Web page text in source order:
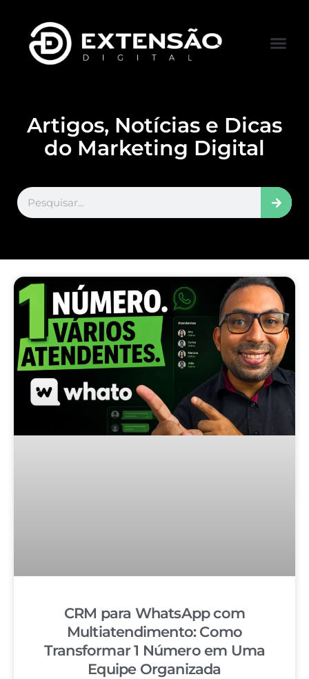
Artigos, Notícias e Dicas
do Marketing Digital
CRM para WhatsApp com
Multiatendimento: Como
Transformar 1 Número em Uma
Equipe Organizada